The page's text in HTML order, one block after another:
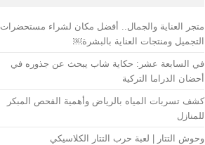
متجر العناية والجمال.. أفضل مكان لشراء مستحضرات
التجميل ومنتجات العناية بالبشرة￼
في السابعة عشر: حكاية شاب يبحث عن جذوره في
أحضان الدراما التركية
كشف تسربات المياه بالرياض وأهمية الفحص المبكر
للمنازل
وحوش التتار | لعبة حرب التتار الكلاسيكي